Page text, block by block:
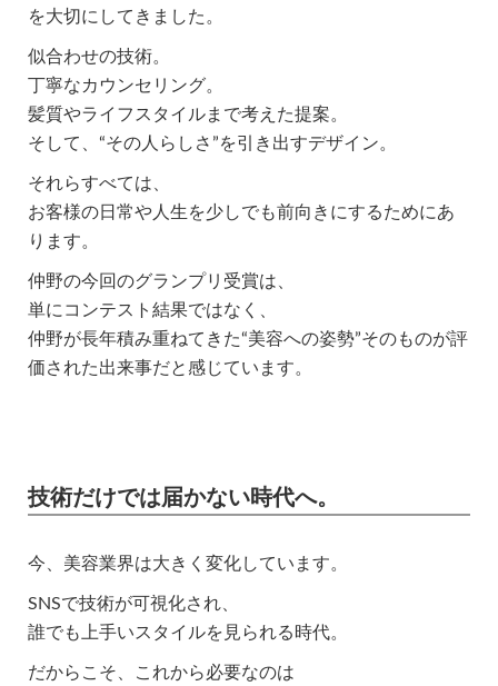
を大切にしてきました。
似合わせの技術。
丁寧なカウンセリング。
髪質やライフスタイルまで考えた提案。
そして、“その人らしさ”を引き出すデザイン。
それらすべては、
お客様の日常や人生を少しでも前向きにするためにあ
ります。
仲野の今回のグランプリ受賞は、
単にコンテスト結果ではなく、
仲野が長年積み重ねてきた“美容への姿勢”そのものが評
価された出来事だと感じています。
技術だけでは届かない時代へ。
今、美容業界は大きく変化しています。
SNSで技術が可視化され、
誰でも上手いスタイルを見られる時代。
だからこそ、これから必要なのは